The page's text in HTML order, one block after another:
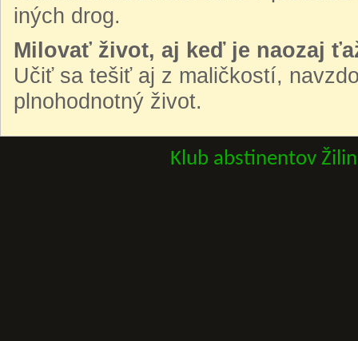
iných drog.
Milovať život, aj keď je naozaj
Učiť sa tešiť aj z maličkostí,
plnohodnotný život.
Klub abstinentov